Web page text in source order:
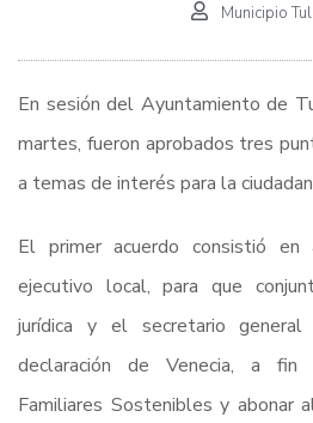
Municipio
En sesión del Ayuntamiento de
martes, fueron aprobados tres
a temas de interés para la
El primer acuerdo consistió
ejecutivo local, para que
jurídica y el secretario general
declaración de Venecia, a fin
Familiares Sostenibles y abonar